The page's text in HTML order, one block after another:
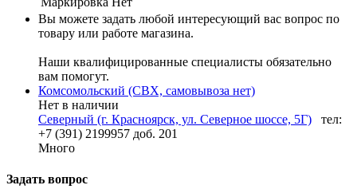
Вы можете задать любой интересующий вас вопрос по
товару или работе магазина.
Наши квалифицированные специалисты обязательно
вам помогут.
Комсомольский (СВХ, самовывоза нет)
Нет в наличии
Северный (г. Красноярск, ул. Северное шоссе, 5Г)
тел:
+7 (391) 2199957 доб. 201
Много
Задать вопрос